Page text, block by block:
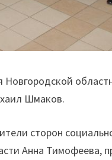
Новгородской
Шмаков.
сторон
Анна Тимофеева,